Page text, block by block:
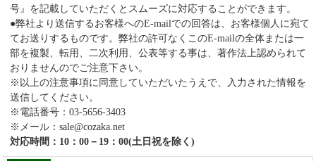
号』を記載していただくとスムーズに対応することができます。
●弊社より送信するお客様へのE-mailでの回答は、お客様個人に宛て
てお送りするものです。弊社の許可なくこのE-mailの全体または一
部を複製、転用、二次利用、公表等する事は、著作法上認められて
おりませんのでご注意下さい。
※以上の注意事項に同意していただいたうえで、入力された情報を
送信してください。
※電話番号：03-5656-3403
※メール：sale@cozaka.net
対応時間：10：00－19：00(土日祝を除く)